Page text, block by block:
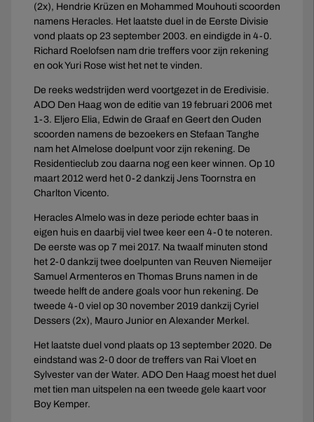
(2x), Hendrie Krüzen en Mohammed Mouhouti scoorden
namens Heracles. Het laatste duel in de Eerste Divisie
vond plaats op 23 september 2003. en eindigde in 4-0.
Richard Roelofsen nam drie treffers voor zijn rekening
en ook Yuri Rose wist het net te vinden.
De reeks wedstrijden werd voortgezet in de Eredivisie.
ADO Den Haag won de editie van 19 februari 2006 met
1-3. Eljero Elia, Edwin de Graaf en Geert den Ouden
scoorden namens de bezoekers en Stefaan Tanghe
nam het Almelose doelpunt voor zijn rekening. De
Residentieclub zou daarna nog een keer winnen. Op 10
maart 2012 werd het 0-2 dankzij Jens Toornstra en
Charlton Vicento.
Heracles Almelo was in deze periode echter baas in
eigen huis en daarbij viel twee keer een 4-0 te noteren.
De eerste was op 7 mei 2017. Na twaalf minuten stond
het 2-0 dankzij twee doelpunten van Reuven Niemeijer
Samuel Armenteros en Thomas Bruns namen in de
tweede helft de andere goals voor hun rekening. De
tweede 4-0 viel op 30 november 2019 dankzij Cyriel
Dessers (2x), Mauro Junior en Alexander Merkel.
Het laatste duel vond plaats op 13 september 2020. De
eindstand was 2-0 door de treffers van Rai Vloet en
Sylvester van der Water. ADO Den Haag moest het duel
met tien man uitspelen na een tweede gele kaart voor
Boy Kemper.